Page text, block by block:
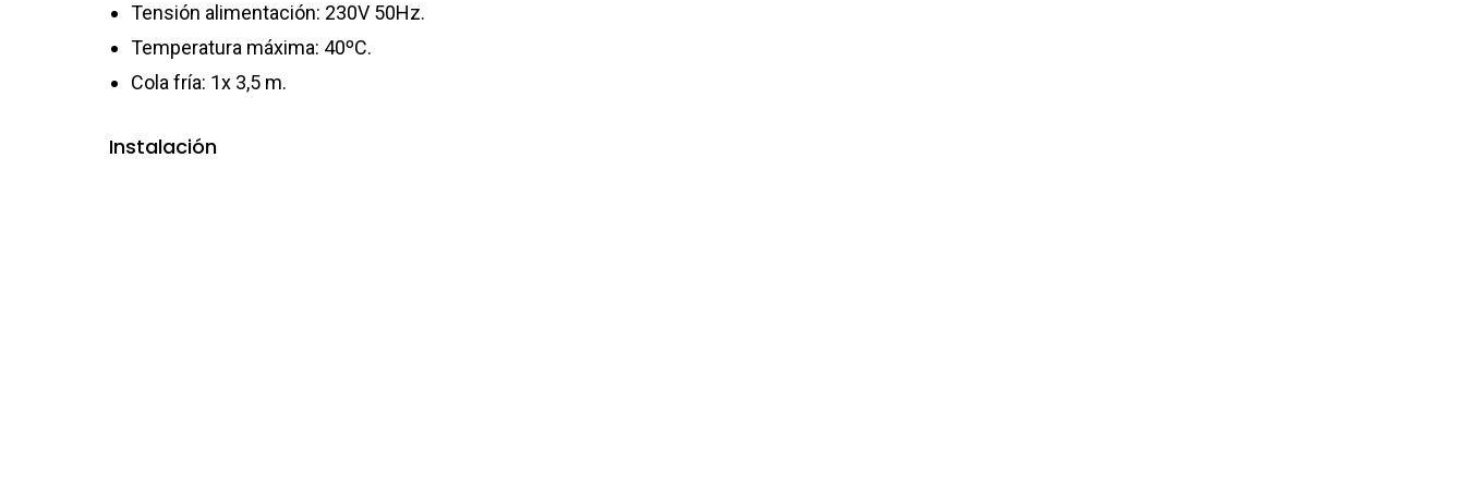
Tensión alimentación: 230V 50Hz.
Temperatura máxima: 40ºC.
Cola fría: 1x 3,5 m.
Instalación